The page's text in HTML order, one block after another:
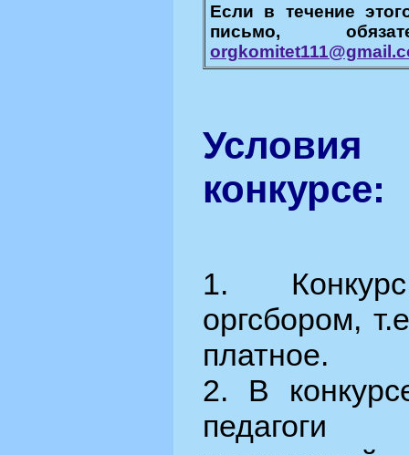
Если в течение
письмо,
конкурсе:
1.
оргсбором,
платное.​​​
2. В
педагоги